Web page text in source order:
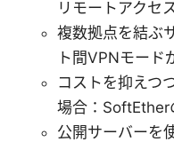
リモートアクセ
複数拠点を結ぶ
ト間VPNモード
コストを抑えつ
場合：SoftEther
公開サーバーを